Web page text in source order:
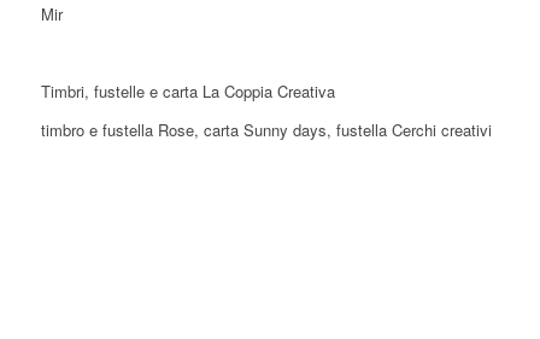
Mir
Timbri, fustelle e carta La Coppia Creativa
timbro e fustella Rose, carta Sunny days, fustella Cerchi creativi